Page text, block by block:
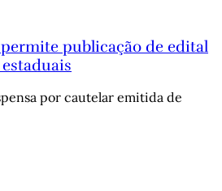
publicação de edital
estaduais
por cautelar emitida de